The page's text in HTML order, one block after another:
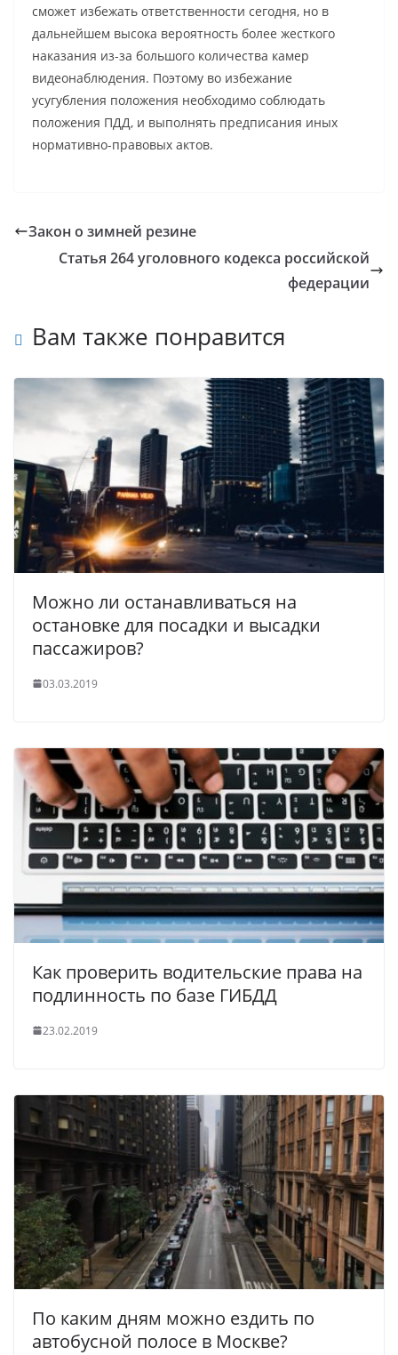
сможет избежать ответственности сегодня, но в
дальнейшем высока вероятность более жесткого
наказания из-за большого количества камер
видеонаблюдения. Поэтому во избежание
усугубления положения необходимо соблюдать
положения ПДД, и выполнять предписания иных
нормативно-правовых актов.
Закон о зимней резине
Статья 264 уголовного кодекса российской
федерации
Вам также понравится
Можно ли останавливаться на
остановке для посадки и высадки
пассажиров?
03.03.2019
Как проверить водительские права на
подлинность по базе ГИБДД
23.02.2019
По каким дням можно ездить по
автобусной полосе в Москве?